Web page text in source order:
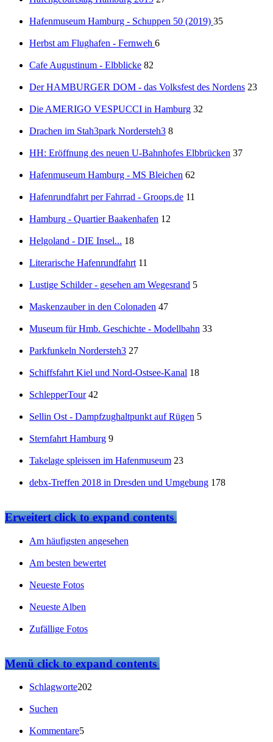
Hafenmuseum Hamburg - Schuppen 50 (2019) 35
Herbst am Flughafen - Fernweh 6
Cafe Augustinum - Elbblicke 82
Der HAMBURGER DOM - das Volksfest des Nordens 23
Die AMERIGO VESPUCCI in Hamburg 32
Drachen im Stah3park Nordersteh3 8
HH: Eröffnung des neuen U-Bahnhofes Elbbrücken 37
Hafenmuseum Hamburg - MS Bleichen 62
Hafenrundfahrt per Fahrrad - Groops.de 11
Hamburg - Quartier Baakenhafen 12
Helgoland - DIE Insel... 18
Literarische Hafenrundfahrt 11
Lustige Schilder - gesehen am Wegesrand 5
Maskenzauber in den Colonaden 47
Museum für Hmb. Geschichte - Modellbahn 33
Parkfunkeln Nordersteh3 27
Schiffsfahrt Kiel und Nord-Ostsee-Kanal 18
SchlepperTour 42
Sellin Ost - Dampfzughaltpunkt auf Rügen 5
Sternfahrt Hamburg 9
Takelage spleissen im Hafenmuseum 23
debx-Treffen 2018 in Dresden und Umgebung 178
Erweitertclick to expand contents
Am häufigsten angesehen
Am besten bewertet
Neueste Fotos
Neueste Alben
Zufällige Fotos
Menüclick to expand contents
Schlagworte202
Suchen
Kommentare5